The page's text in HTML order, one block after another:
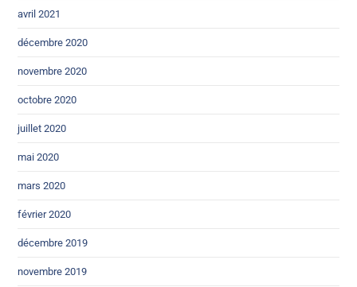
avril 2021
décembre 2020
novembre 2020
octobre 2020
juillet 2020
mai 2020
mars 2020
février 2020
décembre 2019
novembre 2019